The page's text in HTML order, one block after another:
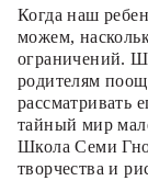
Когда наш
можем,
ограничений.
родителям
рассматривать
тайный мир
Школа Семи
творчества и